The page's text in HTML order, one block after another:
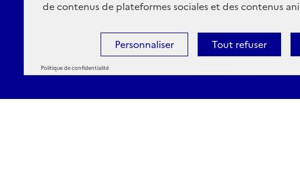
de contenus de plateformes sociales et des contenus
Tout refuser
Personnaliser
Politique de confidentialité